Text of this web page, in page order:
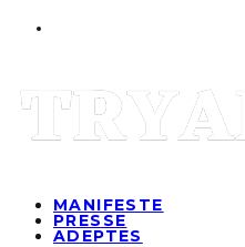
MANIFESTE
PRESSE
ADEPTES